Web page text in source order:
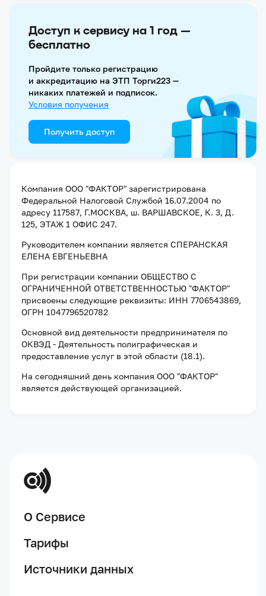
Доступ к сервису на 1 год —
бесплатно
Пройдите только регистрацию
и аккредитацию на ЭТП Торги223 —
никаких платежей и подписок.
Условия получения
Получить доступ
Компания ООО "ФАКТОР" зарегистрирована
Федеральной Налоговой Службой 16.07.2004 по
адресу 117587, Г.МОСКВА, ш. ВАРШАВСКОЕ, К. 3, Д.
125, ЭТАЖ 1 ОФИС 247.
Руководителем компании является СПЕРАНСКАЯ
ЕЛЕНА ЕВГЕНЬЕВНА
При регистрации компании ОБЩЕСТВО С
ОГРАНИЧЕННОЙ ОТВЕТСТВЕННОСТЬЮ "ФАКТОР"
присвоены следующие реквизиты: ИНН 7706543869,
ОГРН 1047796520782
Основной вид деятельности предпринимателя по
ОКВЭД - Деятельность полиграфическая и
предоставление услуг в этой области (18.1).
На сегодняшний день компания ООО "ФАКТОР"
является действующей организацией.
О Сервисе
Тарифы
Источники данных